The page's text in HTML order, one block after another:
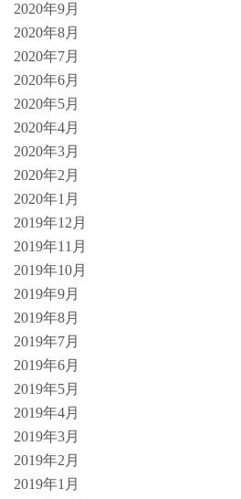
2020年9月
2020年8月
2020年7月
2020年6月
2020年5月
2020年4月
2020年3月
2020年2月
2020年1月
2019年12月
2019年11月
2019年10月
2019年9月
2019年8月
2019年7月
2019年6月
2019年5月
2019年4月
2019年3月
2019年2月
2019年1月